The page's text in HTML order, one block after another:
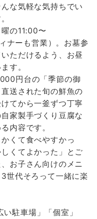
な気軽な気持ちでい
の11:00〜
ナーも営業）。お墓参
ただけるよう、お昼
す。
円台の「季節の御
送された旬の鮮魚の
てから一釜ずつ丁寧
家製手づくり豆腐な
内容です。
くて食べやすかっ
くてよかった」とご
お子さん向けのメニ
世代そろって一緒に楽
駐車場」「個室」